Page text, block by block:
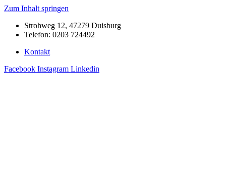
Zum Inhalt springen
Strohweg 12, 47279 Duisburg
Telefon: 0203 724492
Kontakt
Facebook Instagram Linkedin